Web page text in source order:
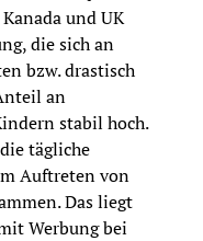
und UK
die sich an
bzw. drastisch
an
stabil hoch.
tägliche
Auftreten von
Das liegt
Werbung bei